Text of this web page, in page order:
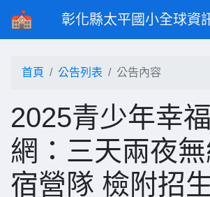
彰化縣太平國小全球資
首頁 公告列表 公告內容
2025青少年幸
網：三天兩夜
宿營隊 檢附招